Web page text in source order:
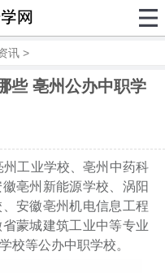
讯 >
些 亳州公办中职学
州工业学校、亳州中药科
亳州新能源学校、涡阳
安徽亳州机电信息工程
蒙城建筑工业中等专业
校等公办中职学校。